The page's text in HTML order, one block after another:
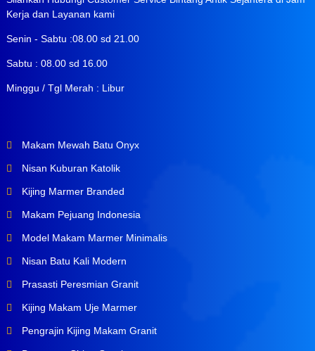
Kerja dan Layanan kami
Senin - Sabtu :08.00 sd 21.00
Sabtu : 08.00 sd 16.00
Minggu / Tgl Merah : Libur
Makam Mewah Batu Onyx
Nisan Kuburan Katolik
Kijing Marmer Branded
Makam Pejuang Indonesia
Model Makam Marmer Minimalis
Nisan Batu Kali Modern
Prasasti Peresmian Granit
Kijing Makam Uje Marmer
Pengrajin Kijing Makam Granit